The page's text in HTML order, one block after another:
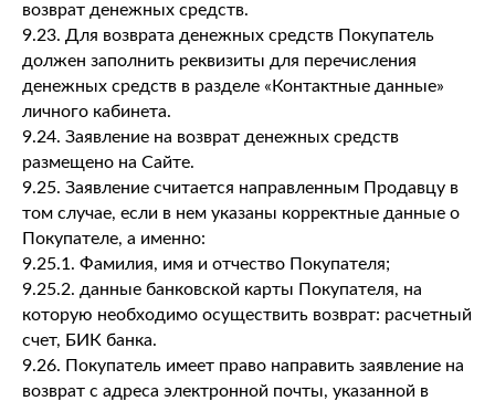
возврат денежных средств.
9.23. Для возврата денежных средств Покупатель
должен заполнить реквизиты для перечисления
денежных средств в разделе «Контактные данные»
личного кабинета.
9.24. Заявление на возврат денежных средств
размещено на Сайте.
9.25. Заявление считается направленным Продавцу в
том случае, если в нем указаны корректные данные о
Покупателе, а именно:
9.25.1. Фамилия, имя и отчество Покупателя;
9.25.2. данные банковской карты Покупателя, на
которую необходимо осуществить возврат: расчетный
счет, БИК банка.
9.26. Покупатель имеет право направить заявление на
возврат с адреса электронной почты, указанной в